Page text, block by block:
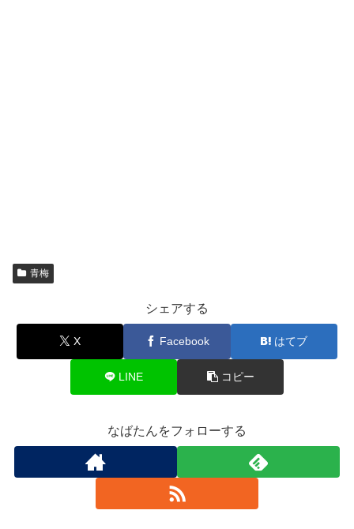
青梅
シェアする
X Facebook はてブ
LINE コピー
なばたんをフォローする